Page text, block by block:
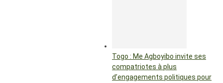
Togo : Me Agboyibo invite ses
compatriotes à plus
d’engagements politiques pour